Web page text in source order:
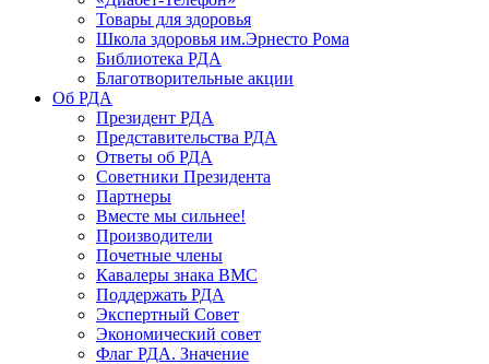
Товары для здоровья
Школа здоровья им.Эрнесто Рома
Библиотека РДА
Благотворительные акции
Об РДА
Президент РДА
Представительства РДА
Ответы об РДА
Советники Президента
Партнеры
Вместе мы сильнее!
Производители
Почетные члены
Кавалеры знака ВМС
Поддержать РДА
Экспертный Совет
Экономический совет
Флаг РДА. Значение